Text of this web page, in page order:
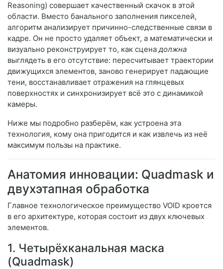
Reasoning) совершает качественный скачок в этой
области. Вместо банального заполнения пикселей,
алгоритм анализирует причинно-следственные связи в
кадре. Он не просто удаляет объект, а математически и
визуально реконструирует то, как сценадолжна
выглядеть в его отсутствие: пересчитывает траектории
движущихся элементов, заново генерирует падающие
тени, восстанавливает отражения на глянцевых
поверхностях и синхронизирует всё это с динамикой
камеры.
Ниже мы подробно разберём, как устроена эта
технология, кому она пригодится и как извлечь из неё
максимум пользы на практике.
Анатомия инновации: Quadmask и
двухэтапная обработка
Главное технологическое преимущество VOID кроется
в его архитектуре, которая состоит из двух ключевых
элементов.
1. Четырёхканальная маска
(Quadmask)